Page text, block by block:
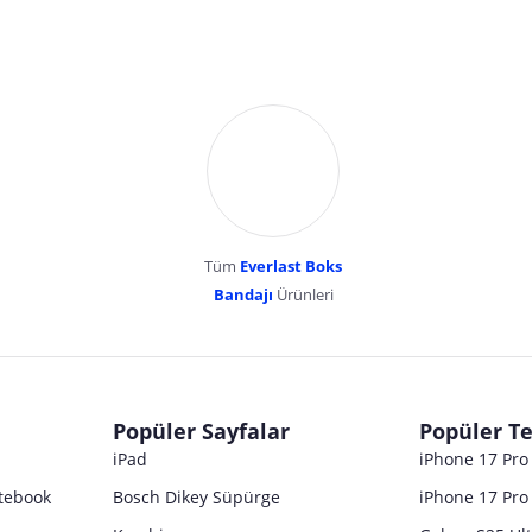
Tüm Everlast Boks
Bandajı Ürünleri
Popüler Sayfalar
iPad
Bosch Dikey Süpürge
Popüler
iPhone 17
iPhone 17 Pro